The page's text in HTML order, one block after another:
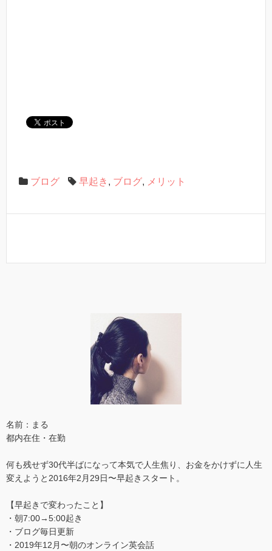
ブログ 早起き , ブログ, メリット
名前：まる
都内在住・在勤
何も残せず30代半ばになって本気で人生焦り、お金をかけずに人生
変えようと2016年2月29日〜早起きスタート。
【早起きで変わったこと】
・朝7:00→5:00起き
・ブログ毎日更新
・2019年12月〜朝のオンライン英会話